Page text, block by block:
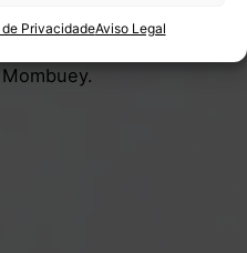
PrivacidadeAviso Legal
pequenas aldeias com